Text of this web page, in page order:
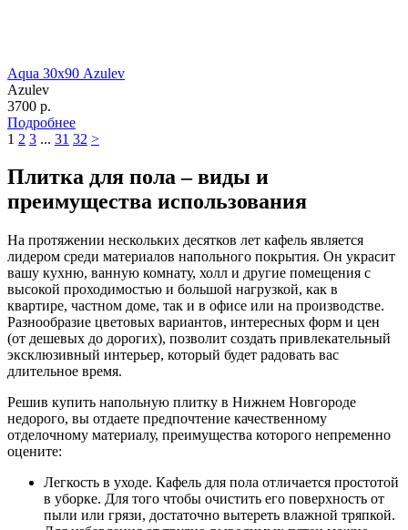
Aqua 30х90 Azulev
Azulev
3700 р.
Подробнее
1 2 3 ... 31 32 >
Плитка для пола – виды и
преимущества использования
На протяжении нескольких десятков лет кафель является
лидером среди материалов напольного покрытия. Он украсит
вашу кухню, ванную комнату, холл и другие помещения с
высокой проходимостью и большой нагрузкой, как в
квартире, частном доме, так и в офисе или на производстве.
Разнообразие цветовых вариантов, интересных форм и цен
(от дешевых до дорогих), позволит создать привлекательный
эксклюзивный интерьер, который будет радовать вас
длительное время.
Решив купить напольную плитку в Нижнем Новгороде
недорого, вы отдаете предпочтение качественному
отделочному материалу, преимущества которого непременно
оцените:
Легкость в уходе. Кафель для пола отличается простотой
в уборке. Для того чтобы очистить его поверхность от
пыли или грязи, достаточно вытереть влажной тряпкой.